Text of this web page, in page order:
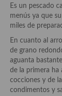
Especias,
Hierbas
Aceites
Mojos y pastas
Sales y polvos
Es un pescado
menús ya que
miles de
En cuanto al
de grano
aguanta
de la primera ha
cocciones y de
condimentos y